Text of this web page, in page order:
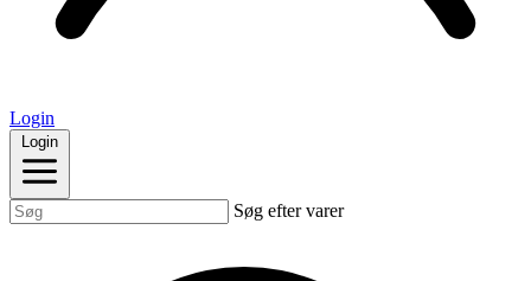
Login
Login
Søg efter varer